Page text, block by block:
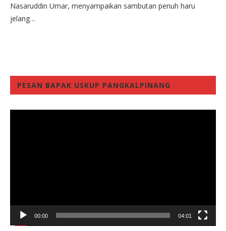
Nasaruddin Umar, menyampaikan sambutan penuh haru
jelang…
PESAN BAPAK USKUP PANGKALPINANG
00:00 04:01